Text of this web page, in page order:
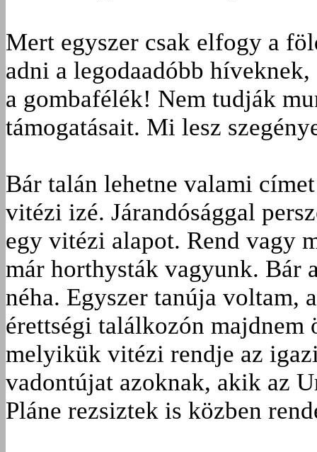
Mert egyszer csak elfogy a
adni a legodaadóbb
a gombafélék! Nem tudják
támogatásait. Mi lesz
Bár talán lehetne valami
vitézi izé. Járandósággal
egy vitézi alapot. Rend vagy
már horthysták vagyunk. Bár
néha. Egyszer tanúja voltam,
érettségi találkozón majdnem
melyikük vitézi rendje az
vadontújat azoknak, akik az
Pláne rezsiztek is közben